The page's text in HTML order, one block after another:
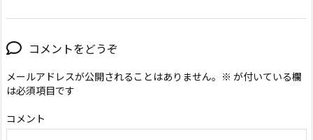
コメントをどうぞ
メールアドレスが公開されることはありません。 ※ が付いている欄
は必須項目です
コメント